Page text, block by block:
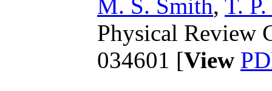
M. S. Smith, T.
Physical Review
034601 [View